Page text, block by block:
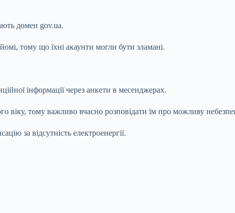
домен gov.ua.
тому що їхні акаунти могли бути зламані.
інформації через анкети в месенджерах.
віку, тому важливо вчасно розповідати їм про можливу
за відсутність електроенергії.